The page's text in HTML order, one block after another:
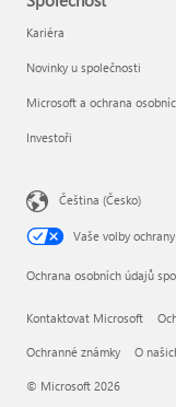
Kariéra
Novinky u společnosti
Microsoft a ochrana
Investoři
Čeština (Česko)
Vaše volby
Ochrana osobních údajů
Kontaktovat Microsoft
Ochranné známky O
© Microsoft 2026